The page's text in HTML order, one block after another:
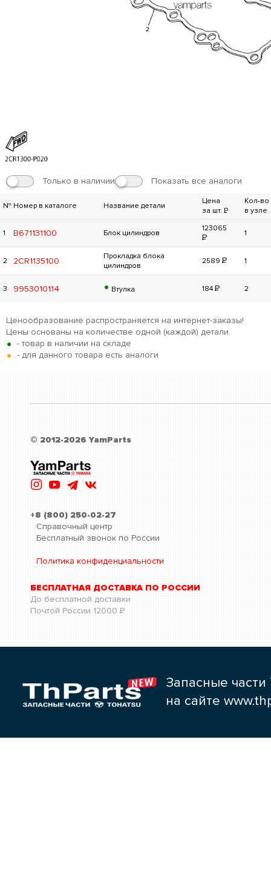
Только в наличии Показать все аналоги
№ Номер в каталоге Название детали
Цена
за шт. Р
Кол-во
в узле
1 B671131100 Блок цилиндров
123065
Р 1
2 2CR1135100
Прокладка блока
цилиндров
2589 Р 1
3 9953010114 • Втулка 184 Р 2
Ценообразование распространяется на интернет-заказы!
Цены основаны на количестве одной (каждой) детали.
• - товар в наличии на складе
• - для данного товара есть аналоги
© 2012-2026 YamParts
+8 (800) 250-02-27
Справочный центр
Бесплатный звонок по России
Политика конфиденциальности
БЕСПЛАТНАЯ ДОСТАВКА ПО РОССИИ
До бесплатной доставки
Почтой России 12000 Р
Запасные части
на сайте